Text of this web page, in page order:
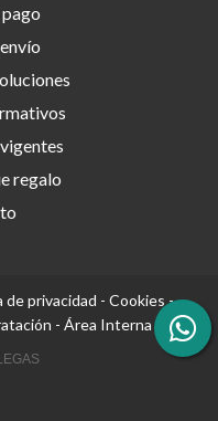
regalo
de privacidad - Cookies-
- Área Interna